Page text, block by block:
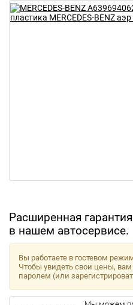
Расширенная
в нашем автосервисе.
Вы работаете в гостевом
Чтобы увидеть свои цены,
паролем (или